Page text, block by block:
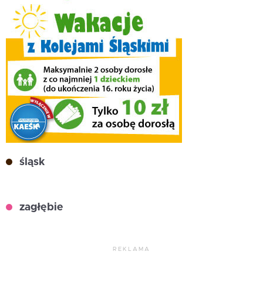
śląsk
zagłębie
REKLAMA